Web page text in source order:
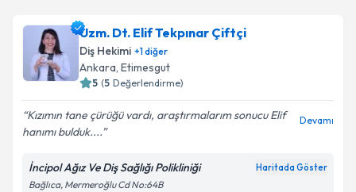
Dr. Dt. Ezgi Aydın Varoliçin randevu takvimi talebi
oluşturun. Size bu uzmandan randevu almanız için bir
takvim hazırlandığında e-posta ile bilgilendireceğiz.
Kişisel verilerimin işlenmesine ilişkin
Aydınlatma
Metni'ni okudum ve kişisel verilerimin belirtilen
Uzm. Dt. Elif Tekpınar Çiftçi
Diş Hekimi +1diğer
Ankara, Etimesgut
5 (5 Değerlendirme)
Kızımın tane çürüğü vardı, araştırmalarım sonucu Elif
hanımı bulduk....
Devamı
İncipol Ağız Ve Diş Sağlığı Polikliniği Haritada Göster
Bağlıca, Mermeroğlu Cd No:64B